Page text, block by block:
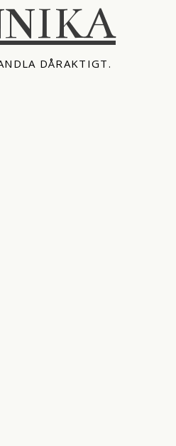
DÅRAKTIGT.